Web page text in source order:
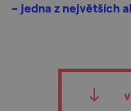
– jedna z největších